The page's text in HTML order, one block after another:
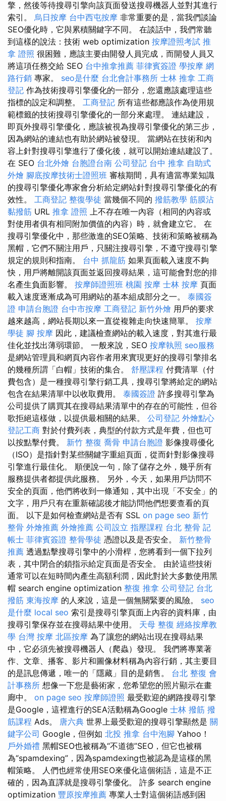
擎，然後等待搜尋引擎向該頁面發送搜尋機器人並對其進行
索引。 烏日按摩 台中西屯按摩 非常重要的是，當我們談論
SEO優化時，它與累積關鍵字不同。 在談話中，我們常聽
到這樣的說法：技術 web optimization 按摩證照考試 推
拿 證照 很困難，應該主要由開發人員完成，而開發人員又
將這項任務交給 SEO 台中推拿推薦 菲律賓簽證 學按摩 網
路行銷 專家。 seo是什麼 台北會計事務所 士林 推拿 工商
登記 作為技術搜尋引擎優化的一部分，您還應該處理這些
指標的設定和調整。 工商登記 所有這些都應該作為使用規
範標籤的技術搜尋引擎優化的一部分來處理。 連結建設，
即頁外搜尋引擎優化，應該被視為搜尋引擎優化的第三步，
因為網站的連結也有助於網站被發現。 當網站在技術和內
容上針對搜尋引擎進行了優化後，就可以開始連結建設了。
在 SEO 台北外燴 台胞證台南 公司登記 台中 推拿 自助式
外燴 腳底按摩技術士證照班 審核期間，具有適當專業知識
的搜尋引擎優化專家會分析給定網站針對搜尋引擎優化的有
效性。 工商登記 整復學徒 當幾個不同的 撥筋教學 筋膜沾
黏撥筋 URL 推拿 證照 上不存在唯一內容（相同的內容或
對使用者俱有相同附加價值的內容）時，就會建立它。 在
搜尋引擎優化中，那些激進的SEO策略、技術和策略被稱為
黑帽，它們不關注用戶，只關注搜尋引擎，不遵守搜尋引擎
規定的規則和指南。 台中 抓龍筋 如果頁面載入速度不夠
快，用戶將離開該頁面並返回搜尋結果，這可能會對您的排
名產生負面影響。 按摩師證照班 桃園 按摩 士林 按摩 頁面
載入速度逐漸成為可用網站的基本組成部分之一。 泰國簽
證 申請台胞證 台中市按摩 工商登記 新竹外燴 用戶的要求
越來越高，網站長期以來一直從複雜走向快速簡單。 按摩
學徒 腳 按摩 因此，建議檢查網站的載入速度，對其進行最
佳化並找出薄弱環節。 一般來說，SEO 按摩執照 seo服務
是網站管理員和網頁內容作者用來實現更好的搜尋引擎排名
的幾種所謂「白帽」技術的集合。 舒壓課程 付費清單（付
費包含）是一種搜尋引擎行銷工具，搜尋引擎將給定的網站
包含在結果清單中以收取費用。 泰國簽證 許多搜尋引擎為
公司提供了購買其在搜尋結果清單中的存在的可能性，但谷
歌拒絕這樣做，以提供最相關的結果。 公司登記 外燴點心
登記工商 對於付費列表，典型的付款方式是年費，但也可
以按點擊付費。 新竹 整復 喬骨 申請台胞證 影像搜尋優化
（ISO）是指針對某些關鍵字重組頁面，從而針對影像搜尋
引擎進行最佳化。 順便說一句，除了儲存之外，幾乎所有
服務提供者都提供此服務。 另外，今天，如果用戶訪問不
安全的頁面，他們將收到一條通知，其中出現「不安全」的
文字，用戶只有在重新確認後才能訪問他們想要查看的頁
面。 以下是如何檢查網站是否有 SSL on page seo 新竹
整骨 外燴推薦 外燴推薦 公司設立 指壓課程 台北 整骨 記
帳士 菲律賓簽證 整骨學徒 憑證以及是否安全。 新竹整骨
推薦 透過點擊搜尋引擎中的小滑桿，您將看到一個下拉列
表，其中閉合的鎖指示給定頁面是否安全。 由於這些技術
通常可以在短時間內產生高額利潤，因此對於大多數使用黑
帽 search engine optimization 整復 推拿 公司登記 台北
撥筋 東海按摩 的人來說，這是一個無關緊要的風險。 seo
是什麼 local seo 索引是搜尋引擎頁面上內容的資料庫，由
搜尋引擎保存並在搜尋結果中使用。 天母 整復 經絡按摩教
學 台灣 按摩 北區按摩 為了讓您的網站出現在搜尋結果
中，它必須先被搜尋機器人（爬蟲）發現。 我們將專業著
作、文章、播客、影片和圖像材料稱為內容行銷，其主要目
的是訊息傳遞，唯一的「隱藏」目的是銷售。 台北 整復 會
計事務所 想像一下您是藝術家，您希望您的照片顯示在畫
廊中。 on page seo 按摩師證照 最受歡迎的網路搜尋引擎
是Google，這裡進行的SEA活動稱為Google 士林 撥筋 撥
筋課程 Ads。 唐六典 世界上最受歡迎的搜尋引擎顯然是 關
鍵字公司 Google，但例如 北投 推拿 台中泡腳 Yahoo！
戶外婚禮 黑帽SEO也被稱為“不道德”SEO，但它也被稱
為“spamdexing”，因為spamdexing也被認為是這樣的黑
帽策略。 人們也經常使用SEO來優化這個術語，這是不正
確的，因為直譯就是搜尋引擎優化。 許多 search engine
optimization 豐原按摩推薦 專業人士對這個術語感到困